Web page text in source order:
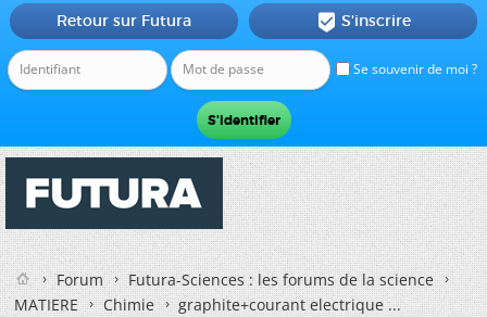
Se souvenir de moi ?
Retour sur Futura  S'inscrire
Forum
Futura-Sciences : les forums de la science
MATIERE
Chimie graphite+courant electrique ...